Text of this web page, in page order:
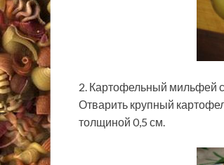
2. Картофельный мильфей
Отварить крупный
толщиной 0,5 см.